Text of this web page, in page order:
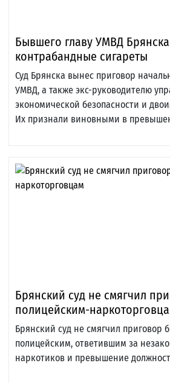
Бывшего главу УМВД
контрабандные сигареты
Суд Брянска вынес приговор
УМВД, а также экс-руководителю
экономической безопасности и
Их признали виновными в
Брянский суд не смягчил
полицейским-
Брянский суд не смягчил приговор
полицейским, ответившим за
наркотиков и превышение